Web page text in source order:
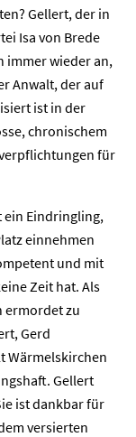
Gellert, der in
Isa von Brede
immer wieder an,
Anwalt, der auf
ist in der
chronischem
für
ein Eindringling,
einnehmen
und mit
Zeit hat. Als
ermordet zu
Gerd
Wärmelskirchen
Gellert
ist dankbar für
versierten